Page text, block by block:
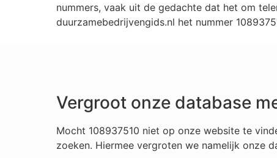
nummers, vaak uit de gedachte dat het om
duurzamebedrijvengids.nl het nummer
Vergroot onze database
Mocht 108937510 niet op onze website te
zoeken. Hiermee vergroten we namelijk onze